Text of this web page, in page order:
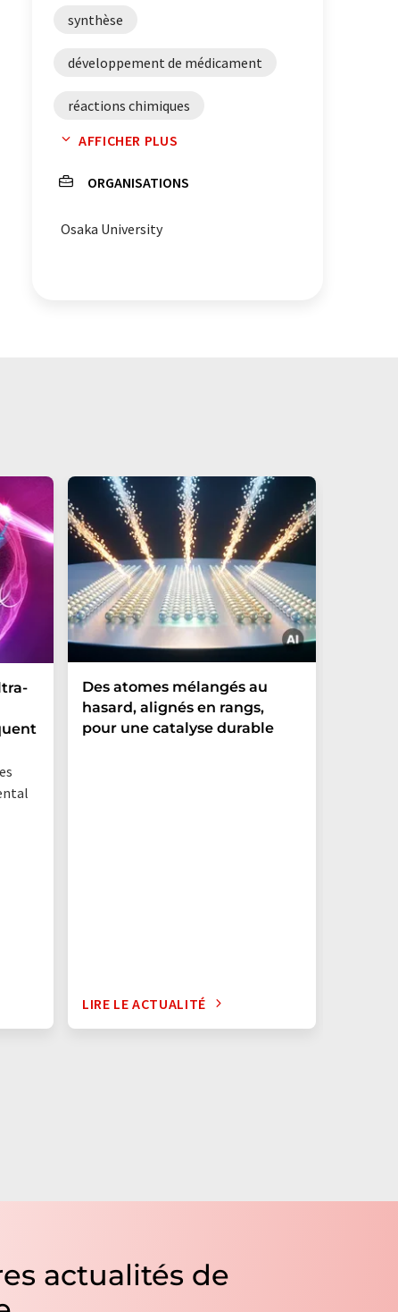
synthèse
développement de médicament
réactions chimiques
production de médicaments
Pharmaceutique
production des médicaments
AFFICHER PLUS
ORGANISATIONS
Osaka University
Des atomes mélangés au
hasard, alignés en rangs,
pour une catalyse durable
LIRE LE ACTUALITÉ
actualités de